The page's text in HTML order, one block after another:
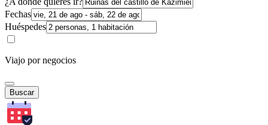
Fechas
Huéspedes
Viajo por negocios
Buscar